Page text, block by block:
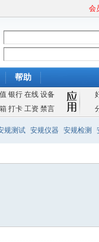
会
帮助
银行 在线 设备
打卡 工资 禁言
规测试 安规仪器 安规检测